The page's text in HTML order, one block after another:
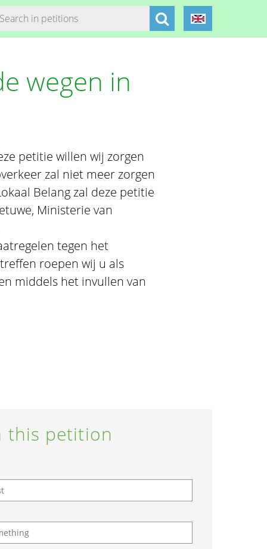
wegen in
petitie willen wij zorgen
zal niet meer zorgen
Belang zal deze petitie
Ministerie van
tegen het
roepen wij u als
middels het invullen van
this petition